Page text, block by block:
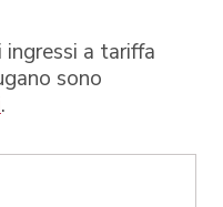
a tariffa
sono
.